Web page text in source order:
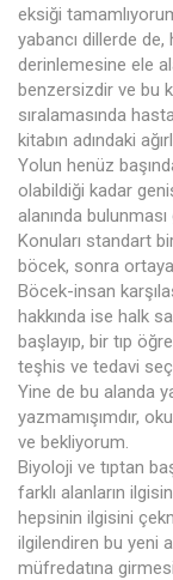
eksiği
yabancı dillerde
derinlemesine ele
benzersizdir ve bu
sıralamasında
kitabın adındaki
Yolun henüz
olabildiği kadar
alanında
Konuları standart
böcek, sonra
Böcek-insan
hakkında ise halk
başlayıp, bir tıp
teşhis ve tedavi
Yine de bu alanda
yazmamışımdır,
ve bekliyorum.
Biyoloji ve tıptan
farklı alanların
hepsinin ilgisini
ilgilendiren bu yeni
müfredatına